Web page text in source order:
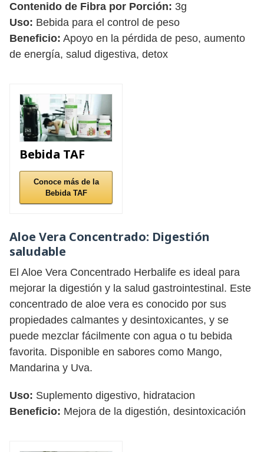
Contenido de Fibra por Porción: 3g
Uso: Bebida para el control de peso
Beneficio: Apoyo en la pérdida de peso, aumento
de energía, salud digestiva, detox
Bebida TAF
Conoce más de la
Bebida TAF
Aloe Vera Concentrado: Digestión
saludable
El Aloe Vera Concentrado Herbalife es ideal para
mejorar la digestión y la salud gastrointestinal. Este
concentrado de aloe vera es conocido por sus
propiedades calmantes y desintoxicantes, y se
puede mezclar fácilmente con agua o tu bebida
favorita. Disponible en sabores como Mango,
Mandarina y Uva.
Uso: Suplemento digestivo, hidratacion
Beneficio: Mejora de la digestión, desintoxicación